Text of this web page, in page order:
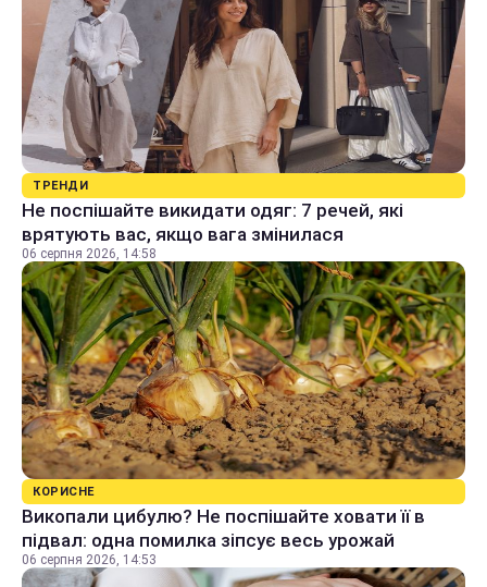
ТРЕНДИ
Не поспішайте викидати одяг: 7 речей, які
врятують вас, якщо вага змінилася
06 серпня 2026, 14:58
КОРИСНЕ
Викопали цибулю? Не поспішайте ховати її в
підвал: одна помилка зіпсує весь урожай
06 серпня 2026, 14:53